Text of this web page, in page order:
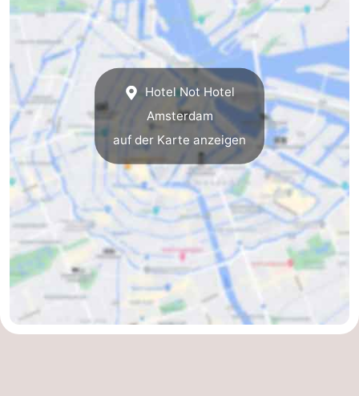
Hotel Not Hotel
Amsterdam
auf der Karte anzeigen